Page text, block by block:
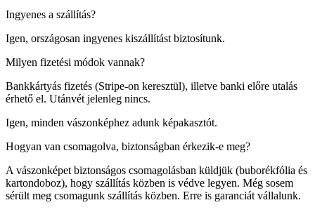
Ingyenes a szállítás?
Igen, országosan ingyenes kiszállítást biztosítunk.
Milyen fizetési módok vannak?
Bankkártyás fizetés (Stripe-on keresztül), illetve banki előre utalás
érhető el. Utánvét jelenleg nincs.
Igen, minden vászonképhez adunk képakasztót.
Hogyan van csomagolva, biztonságban érkezik-e meg?
A vászonképet biztonságos csomagolásban küldjük (buborékfólia és
kartondoboz), hogy szállítás közben is védve legyen. Még sosem
sérült meg csomagunk szállítás közben. Erre is garanciát vállalunk.